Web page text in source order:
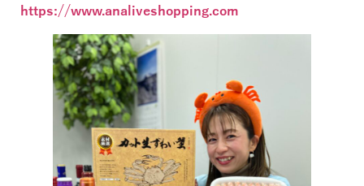
https://www.analiveshopping.com